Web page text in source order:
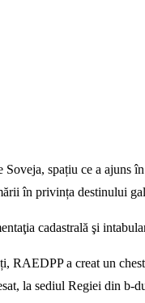
spațiu ce a ajuns
în privința destinului
cadastrală şi
RAEDPP a creat un
la sediul Regiei din b-